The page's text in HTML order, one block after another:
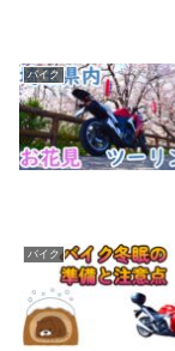
バイク
バイク